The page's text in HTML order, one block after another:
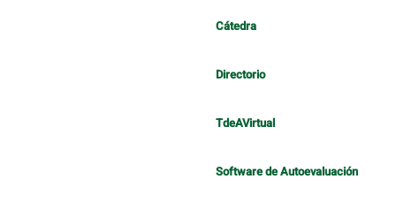
Cátedra
Directorio
TdeAVirtual
Software de Autoevaluación